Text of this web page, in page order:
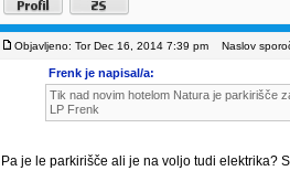
Objavljeno: Tor Dec 16, 2014 7:39 pm Naslov
Frenk je napisal/a:
Tik nad novim hotelom Natura je parkirišče
LP Frenk
Pa je le parkirišče ali je na voljo tudi elektrika?